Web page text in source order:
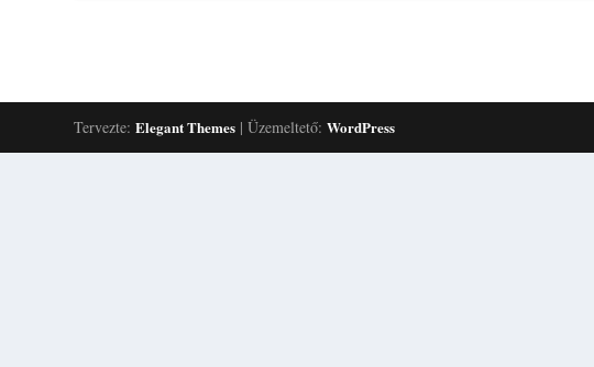
Tervezte:Elegant Themes | Üzemeltető:WordPress